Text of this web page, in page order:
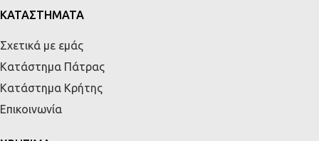
ΚΑΤΑΣΤΗΜΑΤΑ
Σχετικά με εμάς
Κατάστημα Πάτρας
Κατάστημα Κρήτης
Επικοινωνία